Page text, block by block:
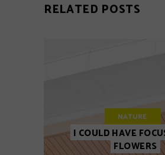
RELATED POSTS
NATURE
I COULD HAVE
FLOWERS